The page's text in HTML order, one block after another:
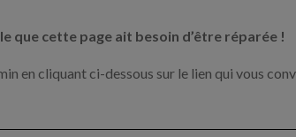
que cette page ait besoin d’être réparée !
en cliquant ci-dessous sur le lien qui vous